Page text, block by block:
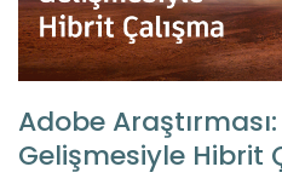
Adobe
Gelişmesiyle Hibrit